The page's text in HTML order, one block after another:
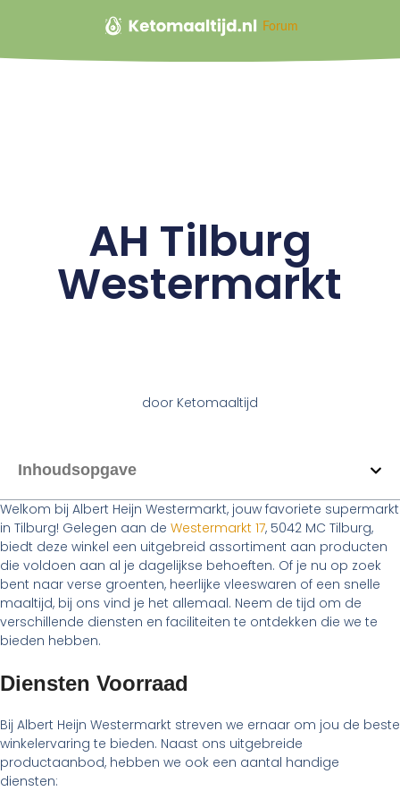
Forum
AH Tilburg
Westermarkt
doorKetomaaltijd
Inhoudsopgave
Welkom bij Albert Heijn Westermarkt, jouw favoriete supermarkt
in Tilburg! Gelegen aan de Westermarkt 17, 5042 MC Tilburg,
biedt deze winkel een uitgebreid assortiment aan producten
die voldoen aan al je dagelijkse behoeften. Of je nu op zoek
bent naar verse groenten, heerlijke vleeswaren of een snelle
maaltijd, bij ons vind je het allemaal. Neem de tijd om de
verschillende diensten en faciliteiten te ontdekken die we te
bieden hebben.
Diensten Voorraad
Bij Albert Heijn Westermarkt streven we ernaar om jou de beste
winkelervaring te bieden. Naast ons uitgebreide
productaanbod, hebben we ook een aantal handige
diensten: